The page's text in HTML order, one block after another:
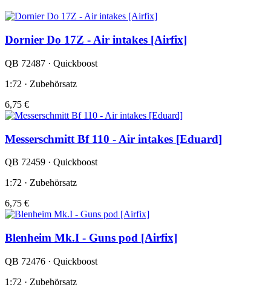
Dornier Do 17Z - Air intakes [Airfix]
QB 72487 · Quickboost
1:72 · Zubehörsatz
6,75 €
Messerschmitt Bf 110 - Air intakes [Eduard]
QB 72459 · Quickboost
1:72 · Zubehörsatz
6,75 €
Blenheim Mk.I - Guns pod [Airfix]
QB 72476 · Quickboost
1:72 · Zubehörsatz